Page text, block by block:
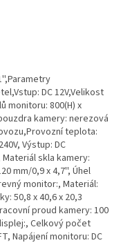
DC 12V,Velikost
monitoru: 800(H) x
kamery: nerezová
teplota:
Výstup: DC
Materiál skla kamery:
mm/0,9 x 4,7'', Úhel
monitor:, Materiál:
50,8 x 40,6 x 20,3
proud kamery: 100
Celkový počet
Napájení monitoru: DC